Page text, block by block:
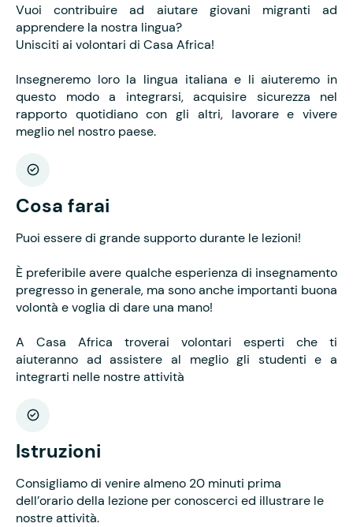
Vuoi contribuire ad aiutare giovani migranti ad
apprendere la nostra lingua?
Unisciti ai volontari di Casa Africa!
Insegneremo loro la lingua italiana e li aiuteremo in
questo modo a integrarsi, acquisire sicurezza nel
rapporto quotidiano con gli altri, lavorare e vivere
meglio nel nostro paese.
Cosa farai
Puoi essere di grande supporto durante le lezioni!
È preferibile avere qualche esperienza di insegnamento
pregresso in generale, ma sono anche importanti buona
volontà e voglia di dare una mano!
A Casa Africa troverai volontari esperti che ti
aiuteranno ad assistere al meglio gli studenti e a
integrarti nelle nostre attività
Istruzioni
Consigliamo di venire almeno 20 minuti prima
dell’orario della lezione per conoscerci ed illustrare le
nostre attività.